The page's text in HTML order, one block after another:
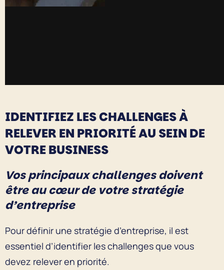
IDENTIFIEZ LES CHALLENGES À
RELEVER EN PRIORITÉ AU SEIN DE
VOTRE BUSINESS
Vos principaux challenges doivent
être au cœur de votre stratégie
d’entreprise
Pour définir une stratégie d’entreprise, il est
essentiel d’identifier les challenges que vous
devez relever en priorité.